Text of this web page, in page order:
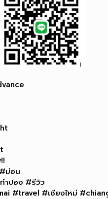
ม่อน
ำปอง #รีวิว
#travel #เชียงใหม่